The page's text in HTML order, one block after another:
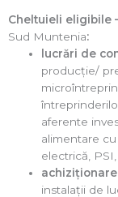
Cheltuieli eligibile
Sud Muntenia:
lucrări de
producţie/
aferente
alimentare
electrică, PSI,
instalaţii de